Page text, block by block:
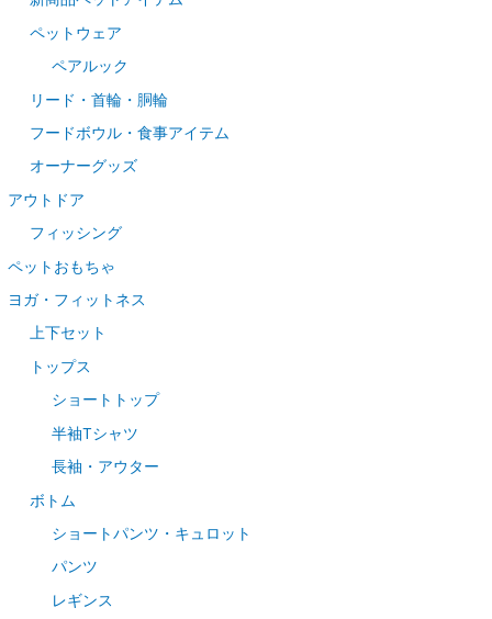
ペットウェア
ペアルック
リード・首輪・胴輪
フードボウル・食事アイテム
オーナーグッズ
アウトドア
フィッシング
ペットおもちゃ
ヨガ・フィットネス
上下セット
トップス
ショートトップ
半袖Tシャツ
長袖・アウター
ボトム
ショートパンツ・キュロット
パンツ
レギンス